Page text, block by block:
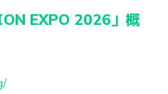
EXPO 2026」概